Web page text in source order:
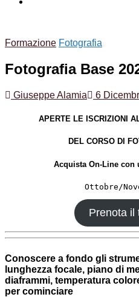
Formazione Fotografia
Fotografia Base
Giuseppe Alamia 6
APERTE LE ISCRIZIONI
DEL CORSO DI
Acquista On-Line con
Ottobre/
Prenota il
Conoscere a fondo gli
lunghezza focale, piano di
diaframmi, temperatura
per cominciare